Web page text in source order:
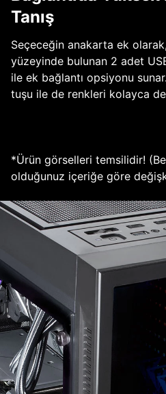
Tanış
Seçeceğin anakarta ek
yüzeyinde bulunan 2 adet
ile ek bağlantı opsiyonu
tuşu ile de renkleri kolayca
*Ürün görselleri temsilidir!
olduğunuz içeriğe göre